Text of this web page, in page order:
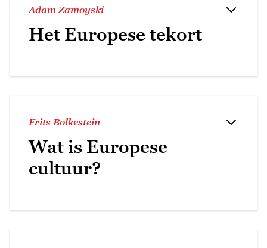
Adam Zamoyski
Het Europese tekort
Frits Bolkestein
Wat is Europese
cultuur?